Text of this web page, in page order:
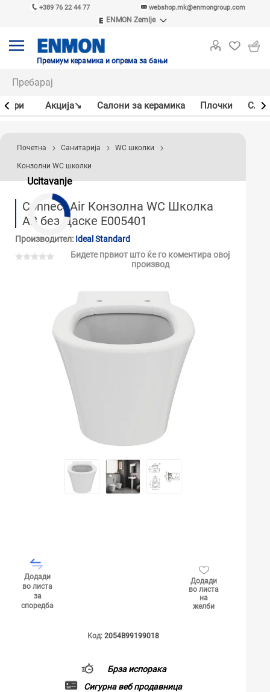
+389 76 22 44 77 webshop.mk@enmongroup.com
ENMON Zemlje
ENMON MKD
Премиум керамика и опрема за бањи
Акцијa↘ Салони за керамика Плочки
Ucitavanje
Почетна Санитарија WC школки
Конзолни WC школки
Connect Air Конзолна WC Школка
AB без Даске E005401
Производител: Ideal Standard
Бидете првиот што ќе го коментира овој
производ
Додади
во листа
за
споредба
Додади
во листа
на
желби
Код: 2054B99199018
Брза испорака
Сигурна веб продавница